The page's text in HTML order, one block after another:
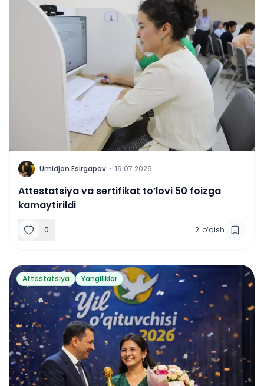
U Umidjon Esirgapov · 19.07.2026
Attestatsiya va sertifikat to’lovi 50 foizga
kamaytirildi
0 2' o‘qish
Attestatsiya Yangiliklar